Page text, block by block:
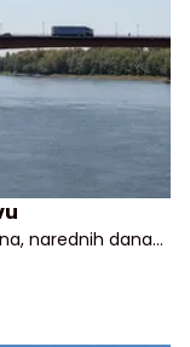
narednih dana